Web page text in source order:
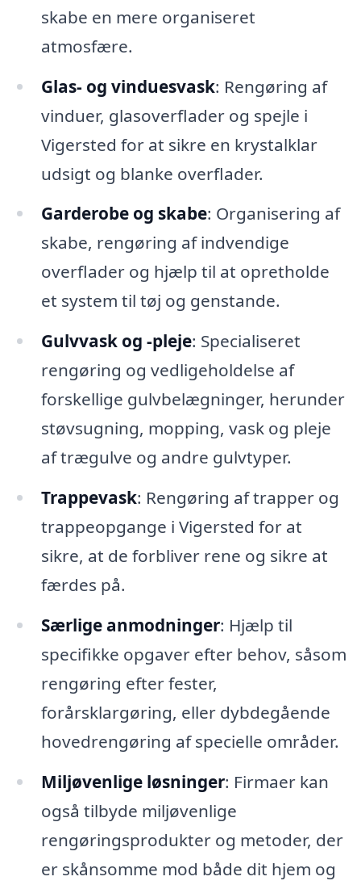
skabe en mere organiseret
atmosfære.
Glas- og vinduesvask: Rengøring af
vinduer, glasoverflader og spejle i
Vigersted for at sikre en krystalklar
udsigt og blanke overflader.
Garderobe og skabe: Organisering af
skabe, rengøring af indvendige
overflader og hjælp til at opretholde
et system til tøj og genstande.
Gulvvask og -pleje: Specialiseret
rengøring og vedligeholdelse af
forskellige gulvbelægninger, herunder
støvsugning, mopping, vask og pleje
af trægulve og andre gulvtyper.
Trappevask: Rengøring af trapper og
trappeopgange i Vigersted for at
sikre, at de forbliver rene og sikre at
færdes på.
Særlige anmodninger: Hjælp til
specifikke opgaver efter behov, såsom
rengøring efter fester,
forårsklargøring, eller dybdegående
hovedrengøring af specielle områder.
Miljøvenlige løsninger: Firmaer kan
også tilbyde miljøvenlige
rengøringsprodukter og metoder, der
er skånsomme mod både dit hjem og